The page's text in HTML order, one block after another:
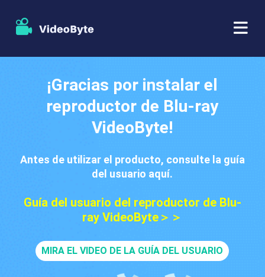
BD/DVD
Extractor de BD-DVD
Reproductor Blu-ray
Creador de DVD
Copia Blu-ray
Almacenar
¡Gracias por instalar el
reproductor de Blu-ray
VideoByte!
Antes de utilizar el producto, consulte la guía
del usuario aquí.
Guía del usuario del reproductor de Blu-
ray VideoByte＞＞
MIRA EL VIDEO DE LA GUÍA DEL USUARIO